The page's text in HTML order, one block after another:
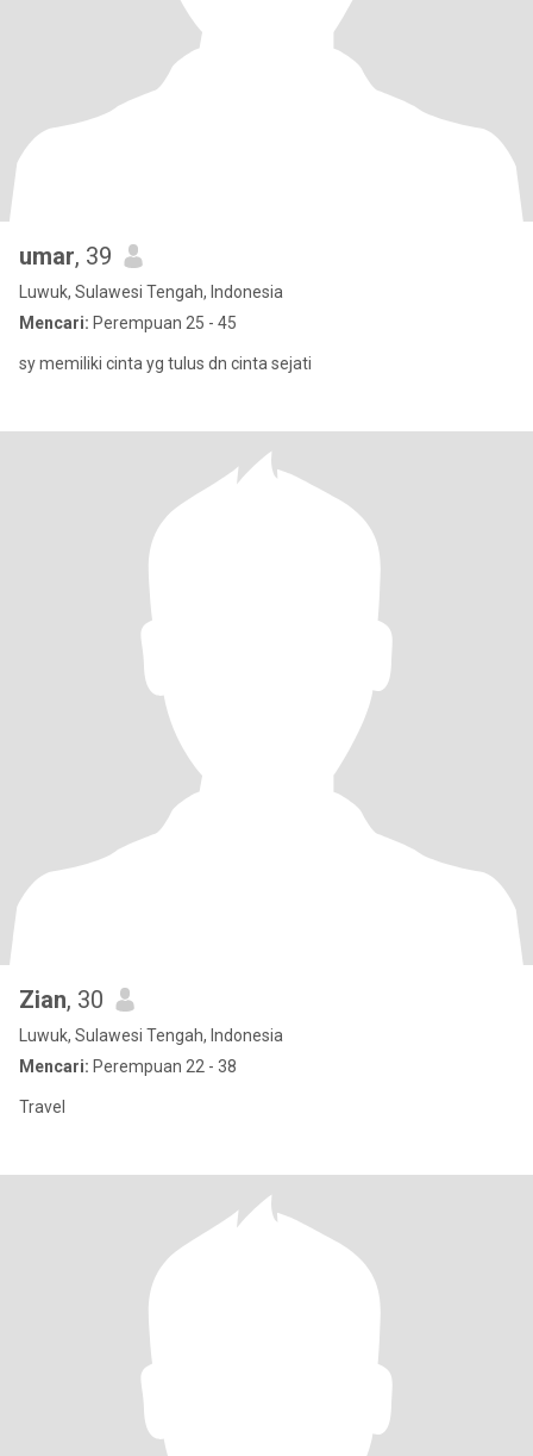
umar, 39
Luwuk, Sulawesi Tengah, Indonesia
Mencari: Perempuan 25 - 45
sy memiliki cinta yg tulus dn cinta sejati
Zian, 30
Luwuk, Sulawesi Tengah, Indonesia
Mencari: Perempuan 22 - 38
Travel